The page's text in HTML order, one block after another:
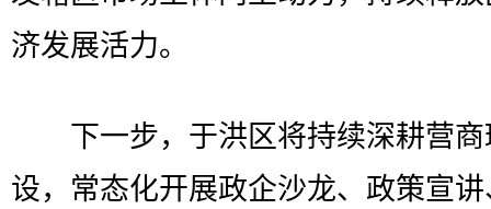
济发展活力。
下一步，于洪区将持续深耕营商
设，常态化开展政企沙龙、政策宣